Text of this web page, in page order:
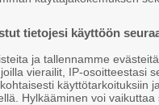
tietojesi käyttöön
ja tallennamme
vierailit, IP-osoitteestasi
käyttötarkoituksiin
Hylkääminen voi